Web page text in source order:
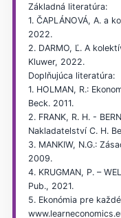
Základná literatúra:
1. ČAPLÁNOVÁ, A. a
2022.
2. DARMO, Ľ. A
Kluwer, 2022.
Doplňujúca literatúra:
1. HOLMAN, R.:
Beck. 2011.
2. FRANK, R. H. -
Nakladatelství C. H.
3. MANKIW, N.G.:
2009.
4. KRUGMAN, P. –
Pub., 2021.
5. Ekonómia pre